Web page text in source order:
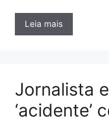
Leia mais
Jornalista
‘acidente’